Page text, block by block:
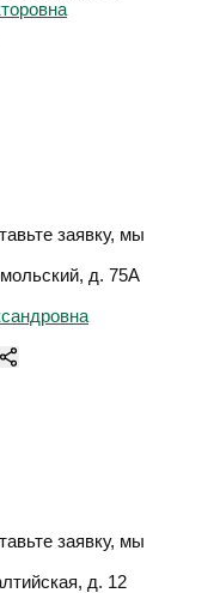
заявку, мы
д. 75А
заявку, мы
д. 12